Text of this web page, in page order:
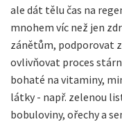
ale dát tělu čas na
mnohem víc než jen
zánětům, podporovat
ovlivňovat proces
bohaté na vitaminy,
látky - např. zelenou
bobuloviny, ořechy a